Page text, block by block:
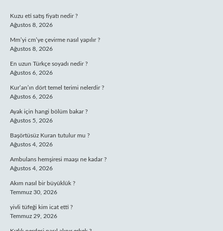
Kuzu eti satış fiyatı nedir ?
Ağustos 8, 2026
Mm’yi cm’ye çevirme nasıl yapılır ?
Ağustos 8, 2026
En uzun Türkçe soyadı nedir ?
Ağustos 6, 2026
Kur’an’ın dört temel terimi nelerdir ?
Ağustos 6, 2026
Ayak için hangi bölüm bakar ?
Ağustos 5, 2026
Başörtüsüz Kuran tutulur mu ?
Ağustos 4, 2026
Ambulans hemşiresi maaşı ne kadar ?
Ağustos 4, 2026
Akım nasıl bir büyüklük ?
Temmuz 30, 2026
yivli tüfeği kim icat etti ?
Temmuz 29, 2026